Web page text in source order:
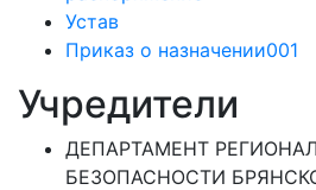
Устав
Приказ о назначении001
Учредители
ДЕПАРТАМЕНТ
БЕЗОПАСНОСТИ